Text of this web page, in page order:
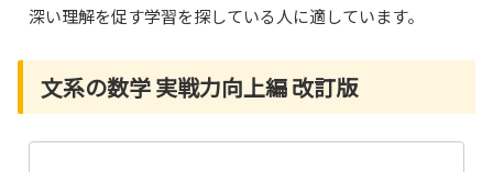
深い理解を促す学習を探している人に適しています。
文系の数学 実戦力向上編 改訂版